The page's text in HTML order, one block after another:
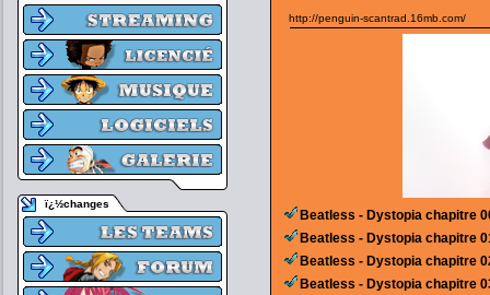
ï¿½changes
http://penguin-scantrad.16mb.com/
Beatless - Dystopia chapitre
Beatless - Dystopia chapitre
Beatless - Dystopia chapitre
Beatless - Dystopia chapitre